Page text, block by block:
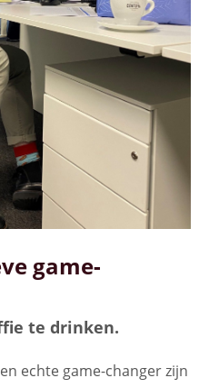
game-
te drinken.
echte game-changer zijn